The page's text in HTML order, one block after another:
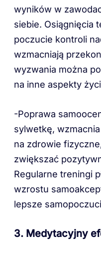
wyników w
siebie. Osiągnięcia
poczucie kontroli
wzmacniają
wyzwania można
na inne aspekty
-Poprawa
sylwetkę, wzmacnia
na zdrowie
zwiększać
Regularne treningi
wzrostu
lepsze
3. Medytacyjny